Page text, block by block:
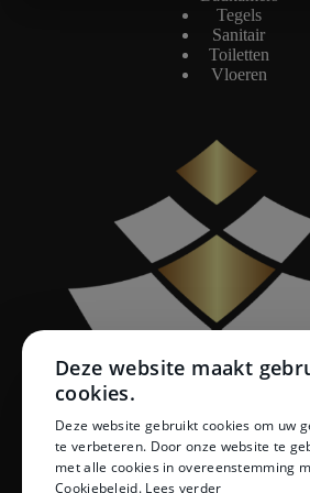
Tegels
Sanitair
Toiletten
Vloeren
Deze website maakt
cookies.
Deze website gebruikt cookies om uw
te verbeteren. Door onze website te
met alle cookies in overeenstemming
Cookiebeleid. Lees verder